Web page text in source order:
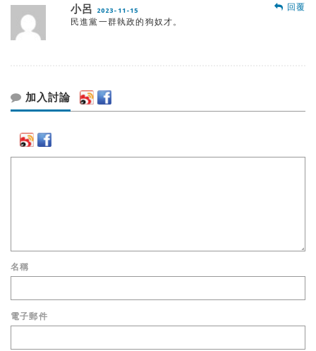
小呂 2023-11-15
民進黨一群執政的狗奴才。
回覆
加入討論
名稱
電子郵件